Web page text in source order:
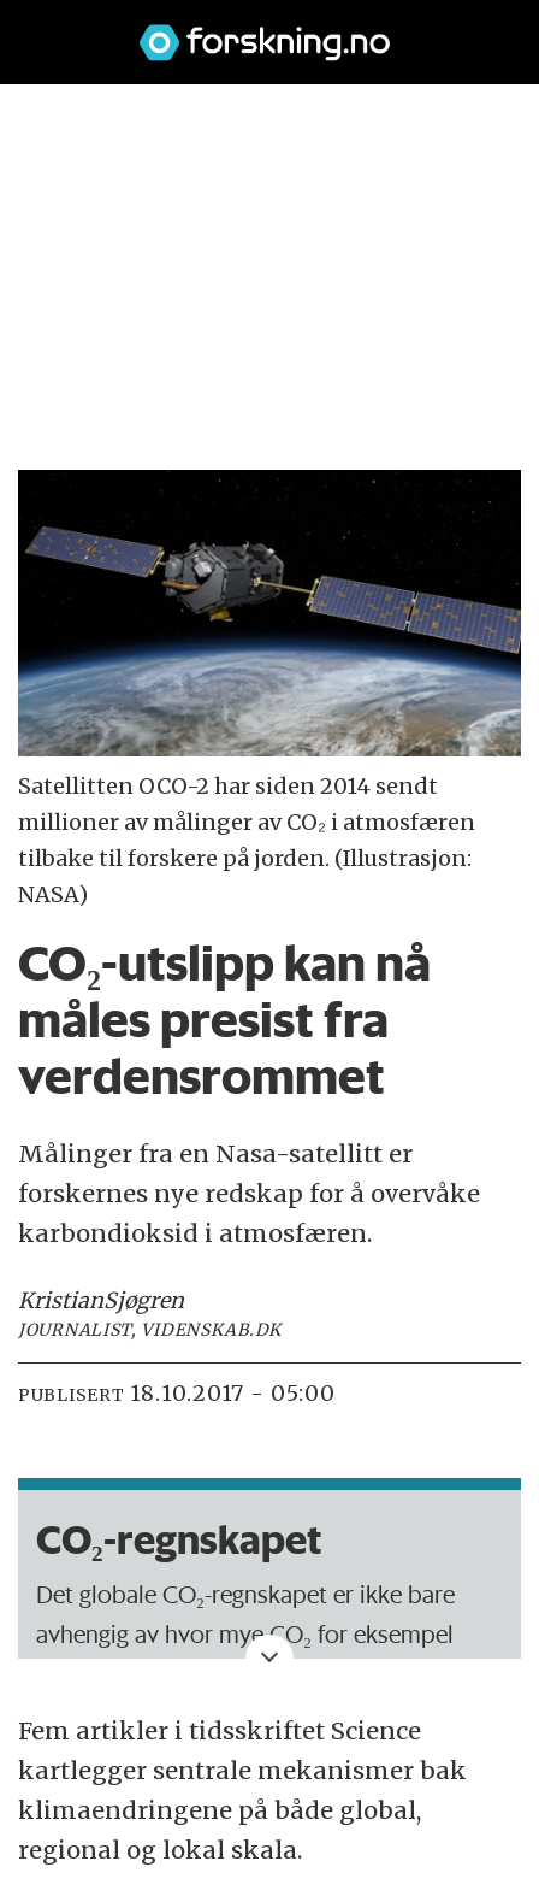
Satellitten OCO-2 har siden 2014 sendt
millioner av målinger av CO₂ i atmosfæren
tilbake til forskere på jorden. (Illustrasjon:
NASA)
CO₂-utslipp kan nå
måles presist fra
verdensrommet
Målinger fra en Nasa-satellitt er
forskernes nye redskap for å overvåke
karbondioksid i atmosfæren.
KristianSjøgren
JOURNALIST, VIDENSKAB.DK
PUBLISERT 18.10.2017 - 05:00
CO₂-regnskapet
Det globale CO₂-regnskapet er ikke bare
avhengig av hvor mye CO₂ for eksempel
slipper ut.
Det er like avhengig av hvor mye CO₂ blant
annet havet og planter tar opp.
Fem artikler i tidsskriftet Science
kartlegger sentrale mekanismer bak
klimaendringene på både global,
regional og lokal skala.